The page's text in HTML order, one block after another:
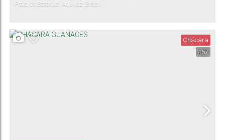
Praia do Batoque Aquiraz Brasil
467
Chácara